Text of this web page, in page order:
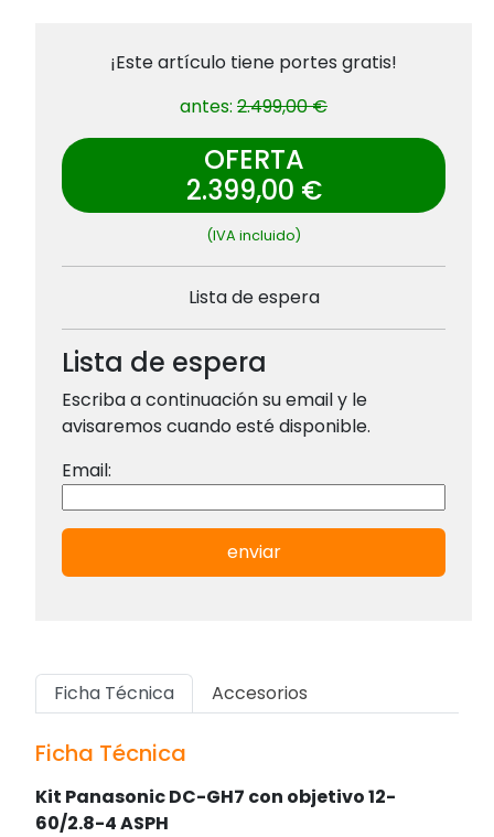
¡Este artículo tiene portes gratis!
antes: 2.499,00 €
OFERTA
2.399,00 €
(IVA incluido)
Lista de espera
Lista de espera
Escriba a continuación su email y le
avisaremos cuando esté disponible.
Email:
enviar
Ficha Técnica Accesorios
Ficha Técnica
Kit Panasonic DC-GH7 con objetivo 12-
60/2.8-4 ASPH